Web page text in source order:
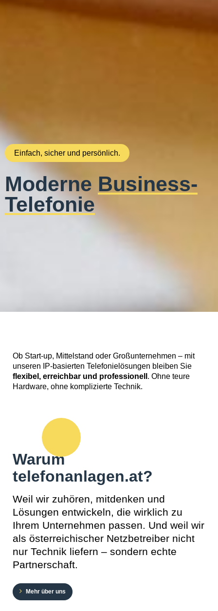
Einfach, sicher und persönlich.
Moderne Business-
Telefonie
Ob Start-up, Mittelstand oder Großunternehmen – mit
unseren IP-basierten Telefonielösungen bleiben Sie
flexibel, erreichbar und professionell . Ohne teure
Hardware, ohne komplizierte Technik.
Warum
telefonanlagen.at?
Weil wir zuhören, mitdenken und
Lösungen entwickeln, die wirklich zu
Ihrem Unternehmen passen. Und weil wir
als österreichischer Netzbetreiber nicht
nur Technik liefern – sondern echte
Partnerschaft.
Mehr über uns